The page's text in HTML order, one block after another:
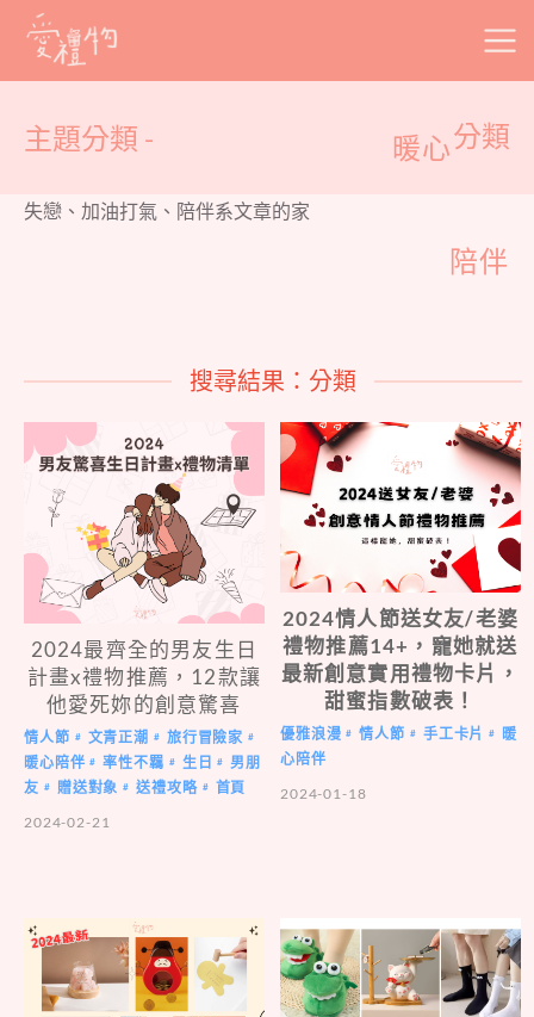
Skip
主題分類 - 分類
暖心
陪伴
失戀、加油打氣、陪伴系文章的家
搜尋結果：分類
2024最齊全的男友生日
計畫x禮物推薦，12款讓
他愛死妳的創意驚喜
情人節 # 文青正潮 # 旅行冒險家 #
暖心陪伴 # 率性不羈 # 生日 #
男朋
友 # 贈送對象 # 送禮攻略 #
首頁
2024-02-21
2024情人節送女友/老婆
禮物推薦14+，寵她就送
最新創意實用禮物卡片，
甜蜜指數破表！
優雅浪漫 # 情人節 # 手工卡片 #
暖
心陪伴
2024-01-18